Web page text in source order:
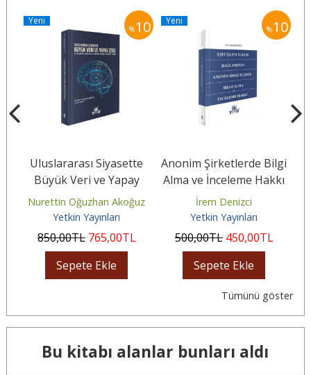
%10
Yeni
Uluslararası Siyasette
Büyük Veri ve Yapay
Zekâ
Nurettin Oğuzhan Akoğuz
Yetkin Yayınları
850,00TL 765,00TL
Sepete Ekle
%10
Yeni
Anonim Şirketlerde Bilgi
Alma ve İnceleme Hakkı
İrem Denizci
Yetkin Yayınları
500,00TL 450,00TL
Sepete Ekle
Tümünü göster
Bu kitabı alanlar bunları aldı